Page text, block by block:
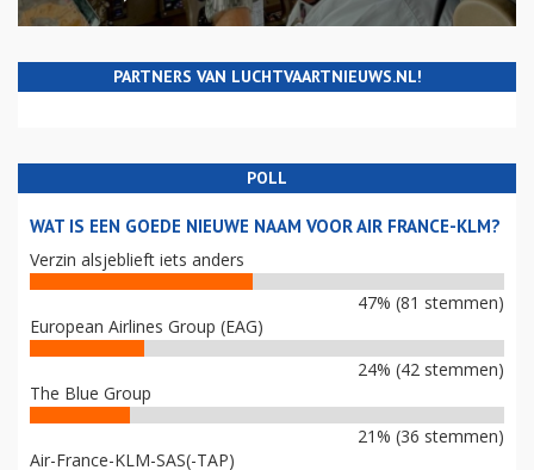
PARTNERS VAN LUCHTVAARTNIEUWS.NL!
POLL
WAT IS EEN GOEDE NIEUWE NAAM VOOR AIR FRANCE-KLM?
Verzin alsjeblieft iets anders
47% (81 stemmen)
European Airlines Group (EAG)
24% (42 stemmen)
The Blue Group
21% (36 stemmen)
Air-France-KLM-SAS(-TAP)